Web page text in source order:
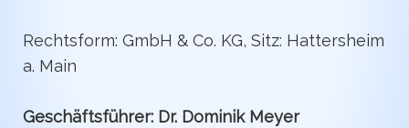
Rechtsform: GmbH & Co. KG, Sitz: Hattersheim
a. Main
Geschäftsführer: Dr. Dominik Meyer